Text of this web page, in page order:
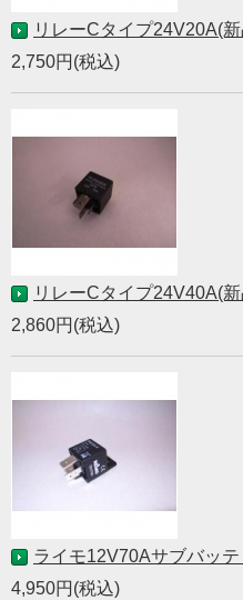
リレーCタイプ24V20A(
2,750円(税込)
リレーCタイプ24V40A(
2,860円(税込)
ライモ12V70Aサブバッ
4,950円(税込)